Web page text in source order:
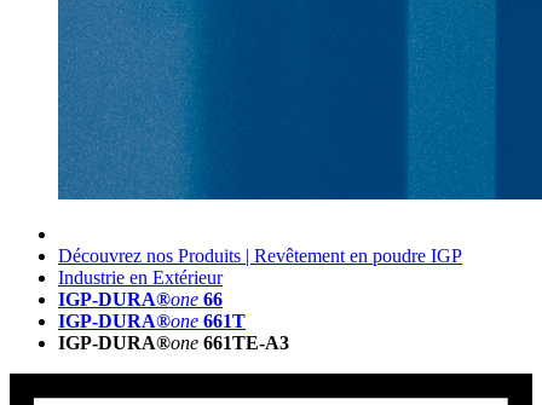
Découvrez nos Produits | Revêtement en poudre IGP
Industrie en Extérieur
IGP-DURA®one 66
IGP-DURA®one 661T
IGP-DURA®one 661TE-A3